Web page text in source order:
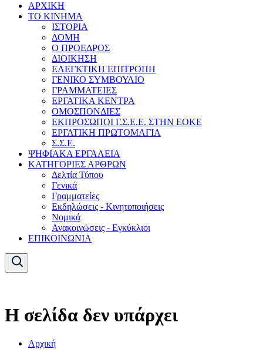
ΑΡΧΙΚΗ
ΤΟ ΚΙΝΗΜΑ
ΙΣΤΟΡΙΑ
ΔΟΜΗ
Ο ΠΡΟΕΔΡΟΣ
ΔΙΟΙΚΗΣΗ
ΕΛΕΓΚΤΙΚΗ ΕΠΙΤΡΟΠΗ
ΓΕΝΙΚΟ ΣΥΜΒΟΥΛΙΟ
ΓΡΑΜΜΑΤΕΙΕΣ
ΕΡΓΑΤΙΚΑ ΚΕΝΤΡΑ
ΟΜΟΣΠΟΝΔΙΕΣ
ΕΚΠΡΟΣΩΠΟΙ Γ.Σ.Ε.Ε. ΣΤΗΝ ΕΟΚΕ
ΕΡΓΑΤΙΚΗ ΠΡΩΤΟΜΑΓΙΑ
Σ.Σ.Ε.
ΨΗΦΙΑΚΑ ΕΡΓΑΛΕΙΑ
ΚΑΤΗΓΟΡΙΕΣ ΑΡΘΡΩΝ
Δελτία Τύπου
Γενικά
Γραμματείες
Εκδηλώσεις - Κινητοποιήσεις
Νομικά
Ανακοινώσεις - Εγκύκλιοι
ΕΠΙΚΟΙΝΩΝΙΑ
Η σελίδα δεν υπάρχει
Αρχική